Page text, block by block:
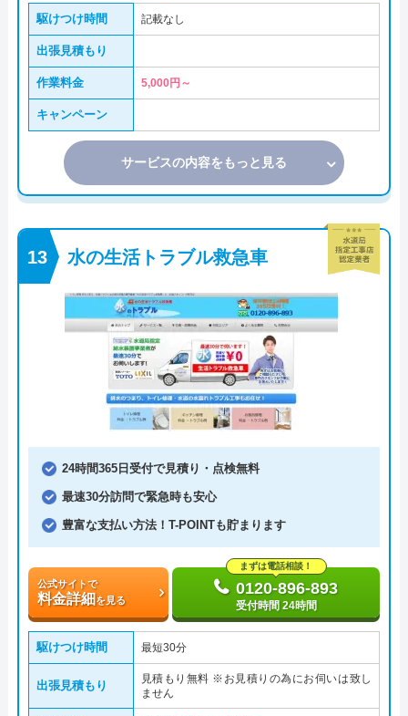
駆けつけ時間 記載なし
出張見積もり
作業料金 5,000円～
キャンペーン
サービスの内容をもっと見る
水の生活トラブル救急車
24時間365日受付で見積り・点検無料
最速30分訪問で緊急時も安心
豊富な支払い方法！T-POINTも貯まります
公式サイトで
料金詳細を見る
まずは電話相談！
0120-896-893
受付時間 24時間
駆けつけ時間 最短30分
出張見積もり
見積もり無料 ※お見積りの為にお伺いは致し
ません